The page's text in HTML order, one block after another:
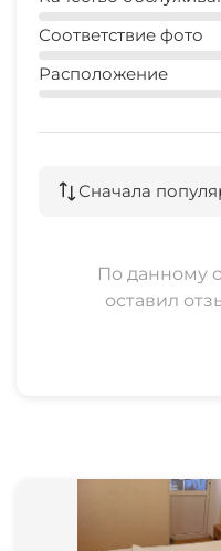
Соответствие фото
Расположение
Сначала
По данному
оставил